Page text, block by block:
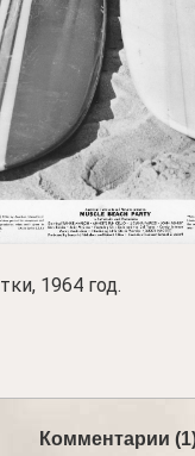
1964 год.
Комментарии